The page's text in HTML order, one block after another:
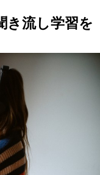
き流し学習を